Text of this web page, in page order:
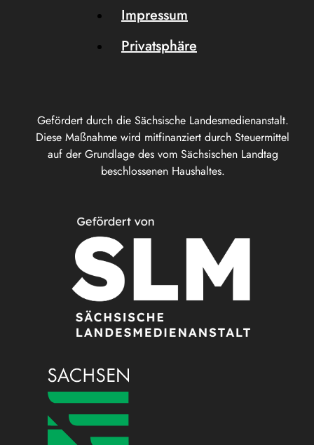
Gefördert durch die Sächsische Landesmedienanstalt.
Diese Maßnahme wird mitfinanziert durch Steuermittel
auf der Grundlage des vom Sächsischen Landtag
beschlossenen Haushaltes.
Impressum
Privatsphäre